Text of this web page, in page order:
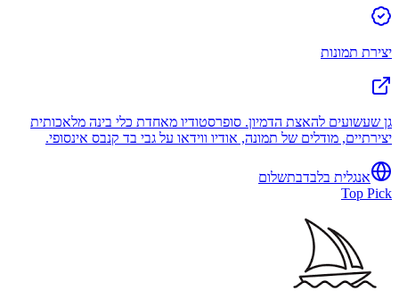
יצירת תמונות
גן שעשועים להאצת הדמיון. סופרסטודיו מאחדת כלי בינה מלאכותית
יצירתיים, מודלים של תמונה, אודיו ווידאו על גבי בד קנבס אינסופי.
אנגלית בלבדבתשלום
Top Pick